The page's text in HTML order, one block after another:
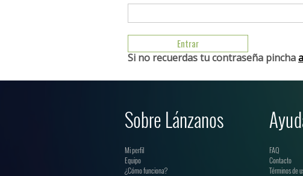
Si no recuerdas tu contraseña pincha
Sobre Lánzanos
Mi perfil
Equipo
¿Cómo funciona?
FAQ
Contacto
Términos de